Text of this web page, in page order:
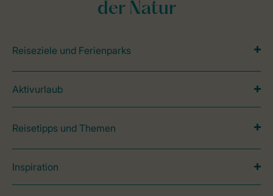
der Natur
Reiseziele und Ferienparks
Aktivurlaub
Reisetipps und Themen
Inspiration